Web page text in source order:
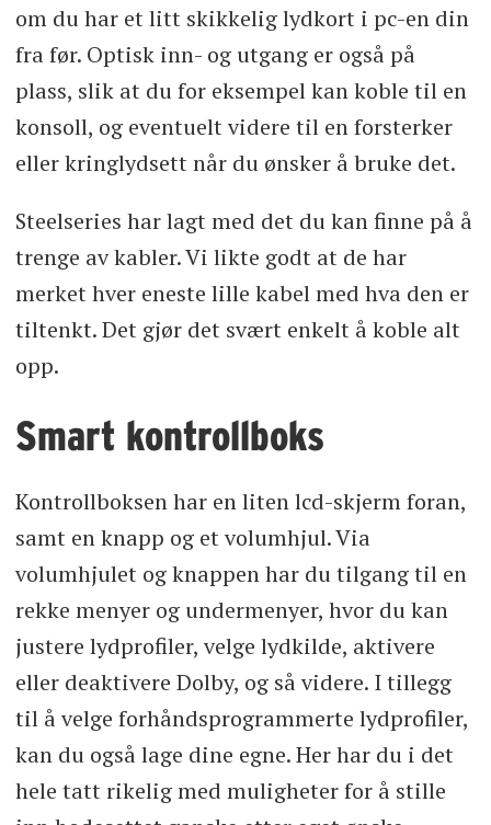
om du har et litt skikkelig lydkort i pc-en din
fra før. Optisk inn- og utgang er også på
plass, slik at du for eksempel kan koble til en
konsoll, og eventuelt videre til en forsterker
eller kringlydsett når du ønsker å bruke det.
Steelseries har lagt med det du kan finne på å
trenge av kabler. Vi likte godt at de har
merket hver eneste lille kabel med hva den er
tiltenkt. Det gjør det svært enkelt å koble alt
opp.
Smart kontrollboks
Kontrollboksen har en liten lcd-skjerm foran,
samt en knapp og et volumhjul. Via
volumhjulet og knappen har du tilgang til en
rekke menyer og undermenyer, hvor du kan
justere lydprofiler, velge lydkilde, aktivere
eller deaktivere Dolby, og så videre. I tillegg
til å velge forhåndsprogrammerte lydprofiler,
kan du også lage dine egne. Her har du i det
hele tatt rikelig med muligheter for å stille